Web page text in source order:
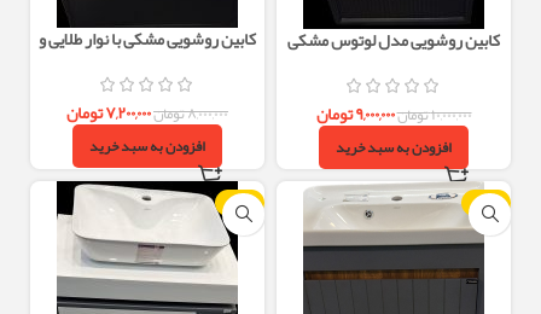
کابین روشویی مدل لوتوس مشکی
۱۰,۰۰۰,۰۰۰تومان۹,۰۰۰,۰۰۰تومان
افزودن به سبد خرید
کابین روشویی مشکی با نوار طلایی و
۸,۰۰۰,۰۰۰تومان۷,۲۰۰,۰۰۰تومان
افزودن به سبد خرید
-10%
-10%